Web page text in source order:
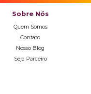
Sobre Nós
Quem Somos
Contato
Nosso Blog
Seja Parceiro